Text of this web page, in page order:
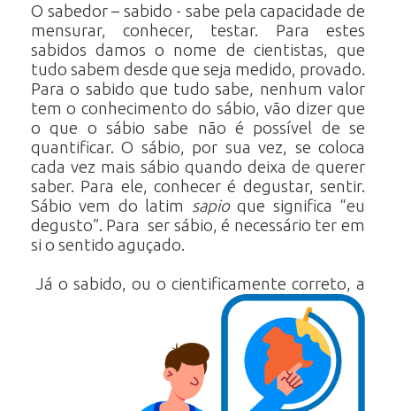
O sabedor – sabido - sabe pela capacidade de
mensurar, conhecer, testar. Para estes
sabidos damos o nome de cientistas, que
tudo sabem desde que seja medido, provado.
Para o sabido que tudo sabe, nenhum valor
tem o conhecimento do sábio, vão dizer que
o que o sábio sabe não é possível de se
quantificar. O sábio, por sua vez, se coloca
cada vez mais sábio quando deixa de querer
saber. Para ele, conhecer é degustar, sentir.
Sábio vem do latim sapioque significa “eu
degusto”. Para ser sábio, é necessário ter em
si o sentido aguçado.
Já o sabido, ou o cientificamente correto, a